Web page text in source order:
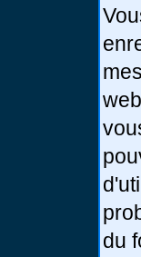
du